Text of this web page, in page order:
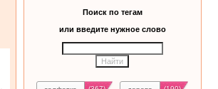
Поиск по тегам
или введите нужное слово